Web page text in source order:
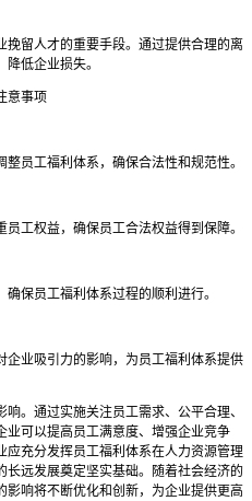
挽留人才的重要手段。通过提供合理的离
低企业损失。
意事项
员工福利体系，确保合法性和规范性。
工权益，确保员工合法权益得到保障。
确保员工福利体系过程的顺利进行。
业吸引力的影响，为员工福利体系提供
。通过实施关注员工需求、公平合理、
业可以提高员工满意度、增强企业竞争
应充分发挥员工福利体系在人力资源管理
长远发展奠定坚实基础。随着社会经济的
响将不断优化和创新，为企业提供更高